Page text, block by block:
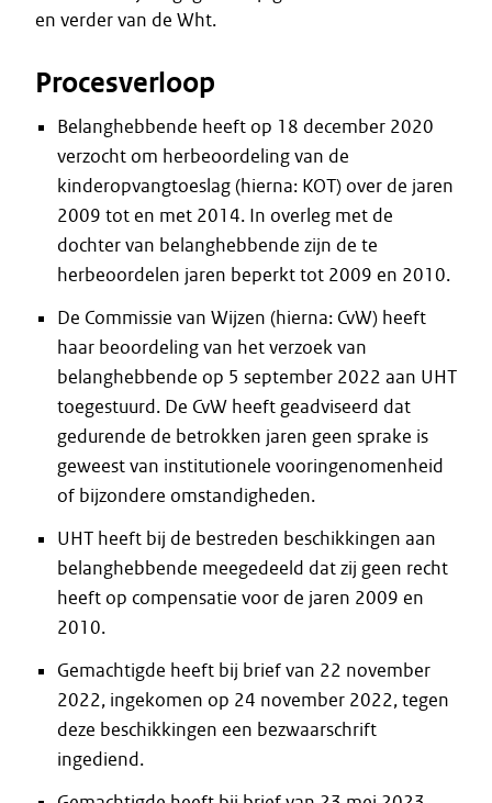
en verder van de Wht.
Procesverloop
Belanghebbende heeft op 18 december 2020
verzocht om herbeoordeling van de
kinderopvangtoeslag (hierna: KOT) over de jaren
2009 tot en met 2014. In overleg met de
dochter van belanghebbende zijn de te
herbeoordelen jaren beperkt tot 2009 en 2010.
De Commissie van Wijzen (hierna: CvW) heeft
haar beoordeling van het verzoek van
belanghebbende op 5 september 2022 aan UHT
toegestuurd. De CvW heeft geadviseerd dat
gedurende de betrokken jaren geen sprake is
geweest van institutionele vooringenomenheid
of bijzondere omstandigheden.
UHT heeft bij de bestreden beschikkingen aan
belanghebbende meegedeeld dat zij geen recht
heeft op compensatie voor de jaren 2009 en
2010.
Gemachtigde heeft bij brief van 22 november
2022, ingekomen op 24 november 2022, tegen
deze beschikkingen een bezwaarschrift
ingediend.